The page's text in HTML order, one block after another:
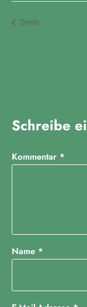
Demo
Schreibe
Kommentar *
Name *